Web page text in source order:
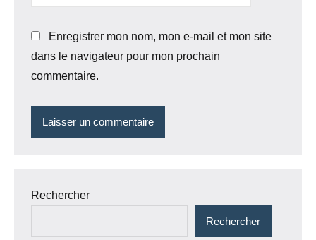
Enregistrer mon nom, mon e-mail et mon site
dans le navigateur pour mon prochain
commentaire.
Rechercher
Rechercher